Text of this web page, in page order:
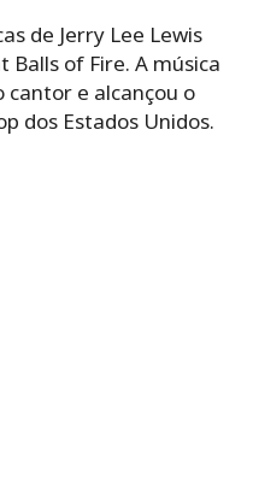
de Jerry Lee Lewis
Balls of Fire. A música
e alcançou o
dos Estados Unidos.